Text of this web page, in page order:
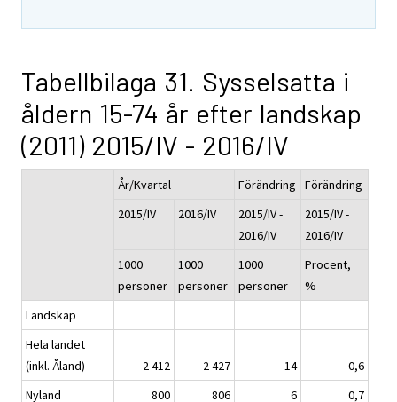
Tabellbilaga 31. Sysselsatta i
åldern 15-74 år efter landskap
(2011) 2015/IV - 2016/IV
År/Kvartal Förändring
Förändring
2015/IV
2016/IV
2015/IV -
2016/IV
2015/IV -
2016/IV
1000
personer
1000
personer
1000
personer
Procent,
%
Landskap
Hela landet
(inkl. Åland)
2 412 2 427 14
0,6
Nyland
800 806 6
0,7